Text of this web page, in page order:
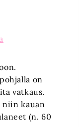
on
vatkaus.
niin kauan
(n. 60